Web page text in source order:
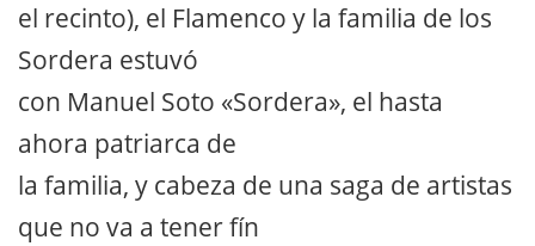
el recinto), el Flamenco y la familia de los
Sordera estuvó
con Manuel Soto «Sordera», el hasta
ahora patriarca de
la familia, y cabeza de una saga de artistas
que no va a tener fín